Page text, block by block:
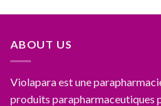
ABOUT US
Violapara est une
produits parapharmaceutiques